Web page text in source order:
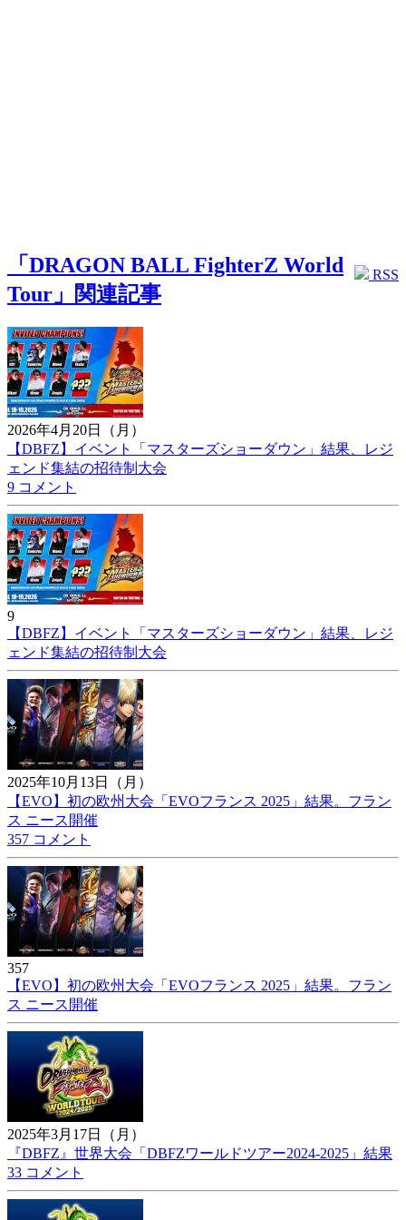
RSS
「DRAGON BALL FighterZ World
Tour」関連記事
2026年4月20日（月）
【DBFZ】イベント「マスターズショーダウン」結果、レジ
ェンド集結の招待制大会
9 コメント
9
【DBFZ】イベント「マスターズショーダウン」結果、レジ
ェンド集結の招待制大会
2025年10月13日（月）
【EVO】初の欧州大会「EVOフランス 2025」結果。フラン
ス ニース開催
357 コメント
357
【EVO】初の欧州大会「EVOフランス 2025」結果。フラン
ス ニース開催
2025年3月17日（月）
『DBFZ』世界大会「DBFZワールドツアー2024-2025」結果
33 コメント